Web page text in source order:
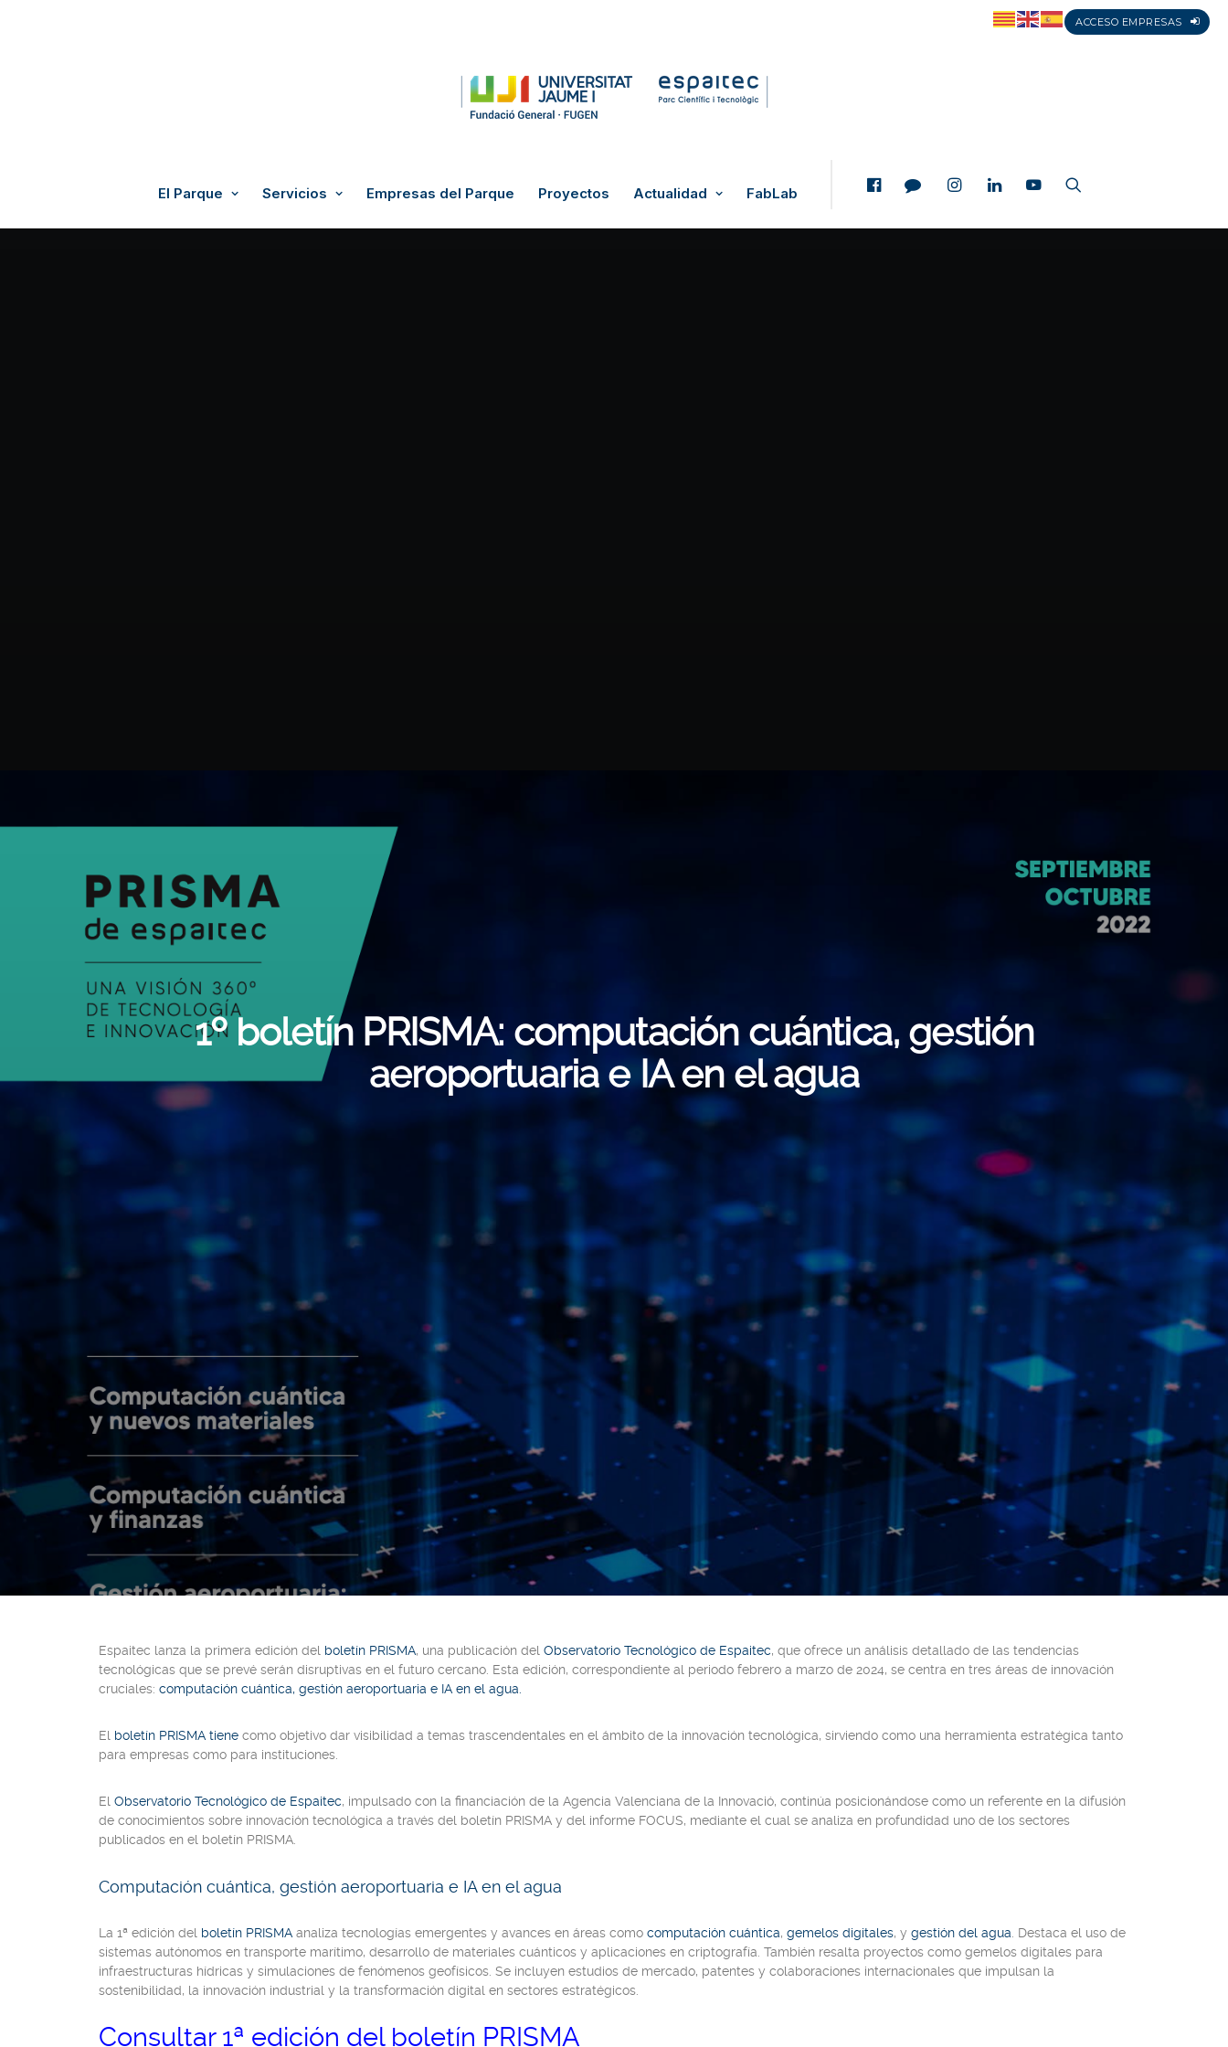
ACCESO EMPRESAS
El Parque Servicios Empresas del Parque Proyectos Actualidad FabLab
1º boletín PRISMA: computación cuántica, gestión
aeroportuaria e IA en el agua
Espaitec lanza la primera edición del boletín PRISMA, una publicación del Observatorio Tecnológico de Espaitec, que ofrece un análisis detallado de las tendencias
tecnológicas que se prevé serán disruptivas en el futuro cercano. Esta edición, correspondiente al periodo febrero a marzo de 2024, se centra en tres áreas de innovación
cruciales: computación cuántica, gestión aeroportuaria e IA en el agua.
El boletín PRISMA tiene como objetivo dar visibilidad a temas trascendentales en el ámbito de la innovación tecnológica, sirviendo como una herramienta estratégica tanto
para empresas como para instituciones.
El Observatorio Tecnológico de Espaitec, impulsado con la financiación de la Agencia Valenciana de la Innovació, continúa posicionándose como un referente en la difusión
de conocimientos sobre innovación tecnológica a través del boletín PRISMA y del informe FOCUS, mediante el cual se analiza en profundidad uno de los sectores
publicados en el boletín PRISMA.
Computación cuántica, gestión aeroportuaria e IA en el agua
La 1ª edición del boletín PRISMA analiza tecnologías emergentes y avances en áreas como computación cuántica, gemelos digitales, y gestión del agua . Destaca el uso de
sistemas autónomos en transporte marítimo, desarrollo de materiales cuánticos y aplicaciones en criptografía. También resalta proyectos como gemelos digitales para
infraestructuras hídricas y simulaciones de fenómenos geofísicos. Se incluyen estudios de mercado, patentes y colaboraciones internacionales que impulsan la
sostenibilidad, la innovación industrial y la transformación digital en sectores estratégicos.
Consultar 1ª edición del boletín PRISMA